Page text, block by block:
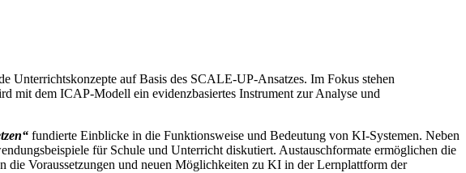
Unterrichtskonzepte auf Basis des SCALE-UP-Ansatzes. Im Fokus stehen
mit dem ICAP-Modell ein evidenzbasiertes Instrument zur Analyse und
fundierte Einblicke in die Funktionsweise und Bedeutung von KI-Systemen. Neben
für Schule und Unterricht diskutiert. Austauschformate ermöglichen die
Voraussetzungen und neuen Möglichkeiten zu KI in der Lernplattform der